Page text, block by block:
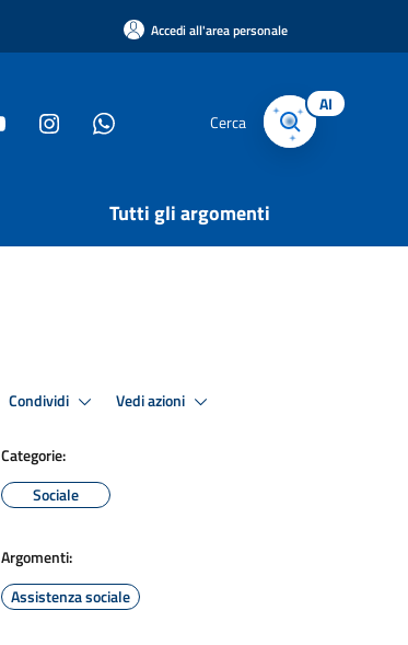
Accedi all'area personale
Cerca
AI
Tutti gli argomenti
Condividi Vedi azioni
Categorie:
Sociale
Argomenti:
Assistenza sociale